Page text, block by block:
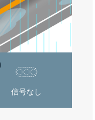
信号なし